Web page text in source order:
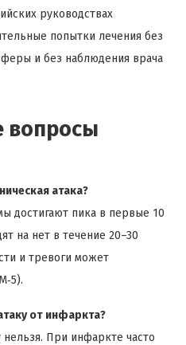
руководствах
попытки лечения без
и без наблюдения врача
вопросы
атака?
достигают пика в первые 10
на нет в течение 20–30
и тревоги может
от инфаркта?
При инфаркте часто